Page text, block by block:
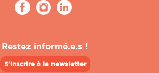
Restez informé.e.s !
S'inscrire à la newsletter